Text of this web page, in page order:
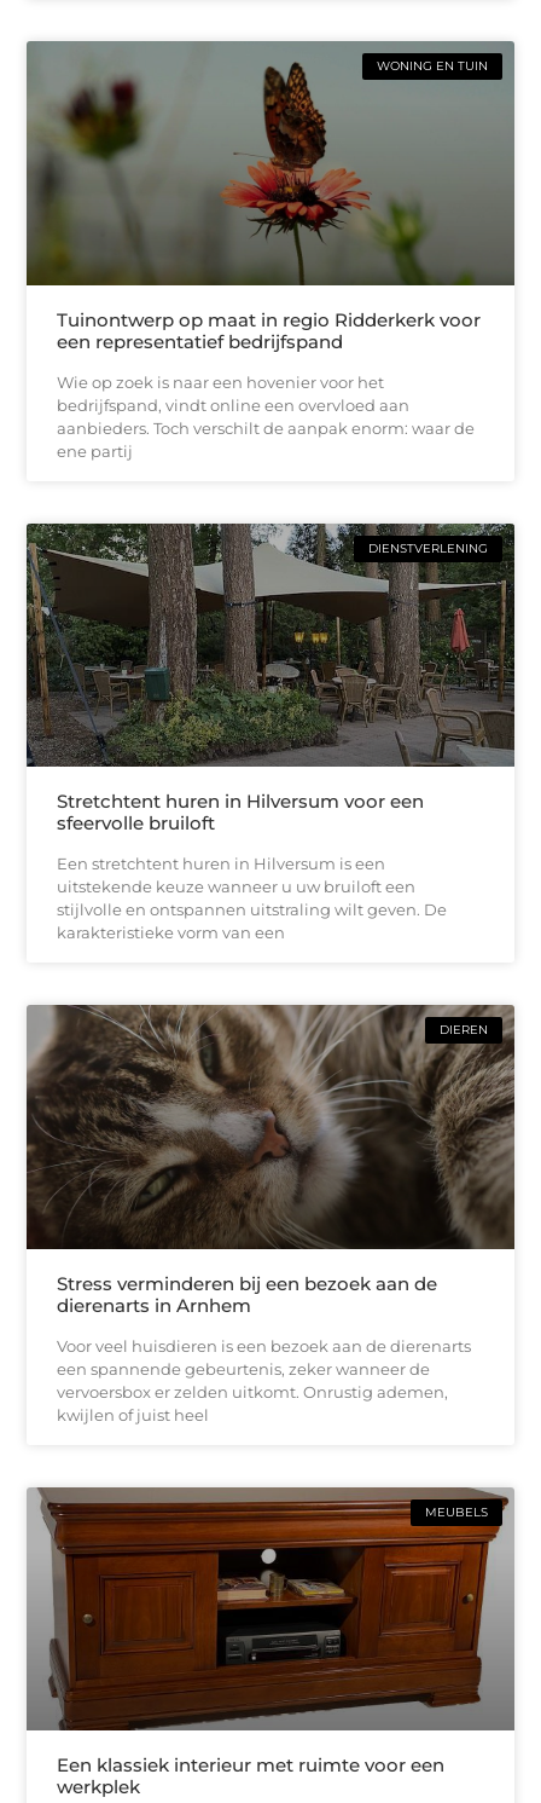
WONING EN TUIN
Tuinontwerp op maat in regio Ridderkerk voor
een representatief bedrijfspand
Wie op zoek is naar een hovenier voor het
bedrijfspand, vindt online een overvloed aan
aanbieders. Toch verschilt de aanpak enorm: waar de
ene partij
DIENSTVERLENING
Stretchtent huren in Hilversum voor een
sfeervolle bruiloft
Een stretchtent huren in Hilversum is een
uitstekende keuze wanneer u uw bruiloft een
stijlvolle en ontspannen uitstraling wilt geven. De
karakteristieke vorm van een
DIEREN
Stress verminderen bij een bezoek aan de
dierenarts in Arnhem
Voor veel huisdieren is een bezoek aan de dierenarts
een spannende gebeurtenis, zeker wanneer de
vervoersbox er zelden uitkomt. Onrustig ademen,
kwijlen of juist heel
MEUBELS
Een klassiek interieur met ruimte voor een
werkplek